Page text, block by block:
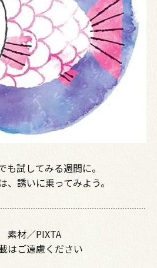
も試してみる週間に。
誘いに乗ってみよう。
素材／PIXTA
はご遠慮ください